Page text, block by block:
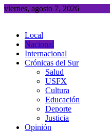
Saltar
viernes, agosto 7, 2026
Local
Nacional
Internacional
Crónicas del Sur
Salud
USFX
Cultura
Educación
Deporte
Justicia
Opinión